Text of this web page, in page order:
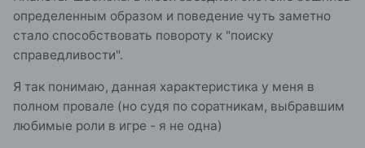
определенным образом и поведение чуть заметно
стало способствовать повороту к "поиску
справедливости".
Я так понимаю, данная характеристика у меня в
полном провале (но судя по соратникам, выбравшим
любимые роли в игре - я не одна)